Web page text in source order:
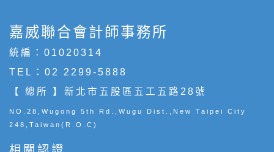
嘉威聯合會計師事務所
統編：01020314
TEL： 02 2299-5888
【 總所 】新北市五股區五工五路28號
NO.28,Wugong 5th Rd.,Wugu Dist.,New Taipei City
248,Taiwan(R.O.C)